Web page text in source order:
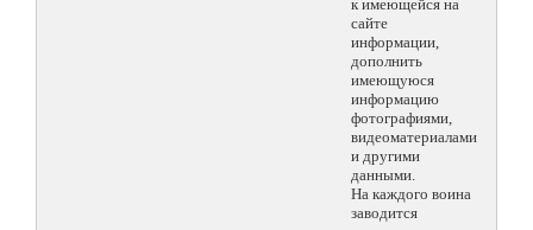
к имеющейся на
сайте
информации,
дополнить
имеющуюся
информацию
фотографиями,
видеоматериалами
и другими
данными.
На каждого воина
заводится